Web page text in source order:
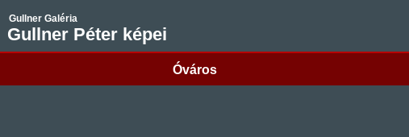
Gullner Galéria
Gullner Péter képei
Óváros